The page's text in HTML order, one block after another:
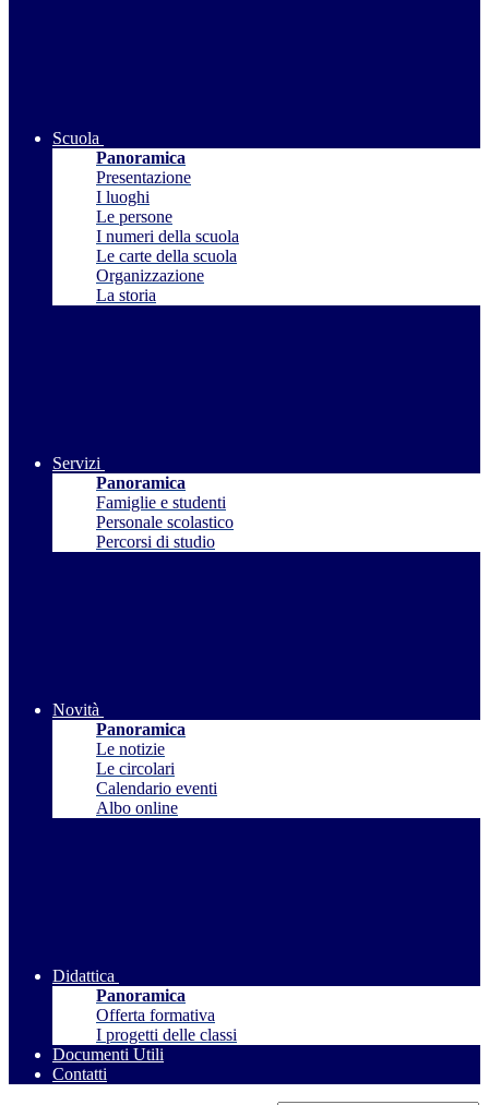
Scuola
Panoramica
Presentazione
I luoghi
Le persone
I numeri della scuola
Le carte della scuola
Organizzazione
La storia
Servizi
Panoramica
Famiglie e studenti
Personale scolastico
Percorsi di studio
Novità
Panoramica
Le notizie
Le circolari
Calendario eventi
Albo online
Didattica
Panoramica
Offerta formativa
I progetti delle classi
Documenti Utili
Contatti